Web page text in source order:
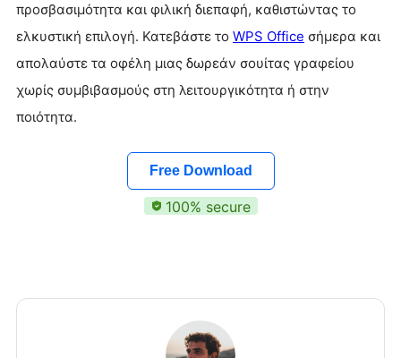
προσβασιμότητα και φιλική διεπαφή, καθιστώντας το
ελκυστική επιλογή. Κατεβάστε το WPS Office σήμερα και
απολαύστε τα οφέλη μιας δωρεάν σουίτας γραφείου
χωρίς συμβιβασμούς στη λειτουργικότητα ή στην
ποιότητα.
Free Download
100% secure